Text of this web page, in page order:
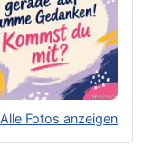
Alle Fotos anzeigen